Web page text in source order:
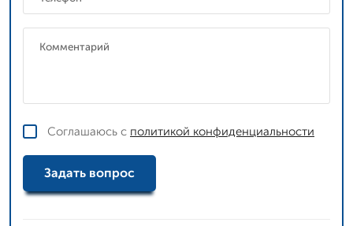
Соглашаюсь с политикой конфиденциальности
Задать вопрос